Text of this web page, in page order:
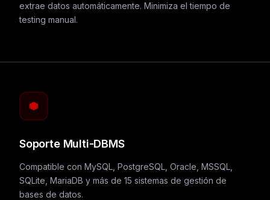
extrae datos automáticamente. Minimiza el tiempo de
testing manual.
Soporte Multi-DBMS
Compatible con MySQL, PostgreSQL, Oracle, MSSQL,
SQLite, MariaDB y más de 15 sistemas de gestión de
bases de datos.